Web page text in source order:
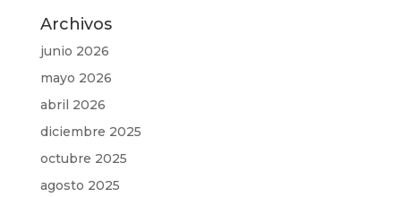
Archivos
junio 2026
mayo 2026
abril 2026
diciembre 2025
octubre 2025
agosto 2025